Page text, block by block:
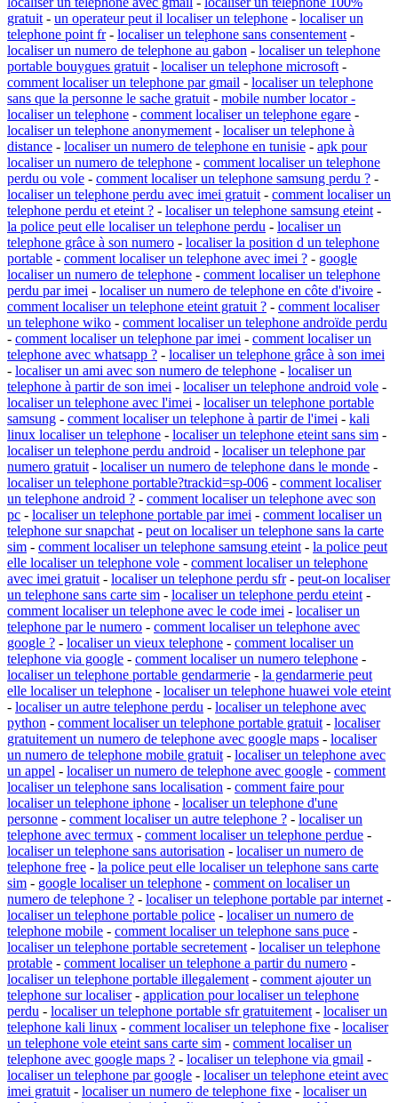
gratuit - un operateur peut il localiser un telephone - localiser un
telephone point fr- localiser un telephone sans consentement -
localiser un numero de telephone au gabon - localiser un telephone
portable bouygues gratuit - localiser un telephone microsoft -
comment localiser un telephone par gmail - localiser un telephone
sans que la personne le sache gratuit - mobile number locator -
localiser un telephone - comment localiser un telephone egare -
localiser un telephone anonymement - localiser un telephone à
distance - localiser un numero de telephone en tunisie - apk pour
localiser un numero de telephone - comment localiser un telephone
perdu ou vole - comment localiser un telephone samsung perdu ? -
localiser un telephone perdu avec imei gratuit - comment localiser un
telephone perdu et eteint ? - localiser un telephone samsung eteint -
la police peut elle localiser un telephone perdu - localiser un
telephone grâce à son numero - localiser la position d un telephone
portable - comment localiser un telephone avec imei ? - google
localiser un numero de telephone - comment localiser un telephone
perdu par imei - localiser un numero de telephone en côte d'ivoire -
comment localiser un telephone eteint gratuit ? - comment localiser
un telephone wiko - comment localiser un telephone androïde perdu
- comment localiser un telephone par imei - comment localiser un
telephone avec whatsapp ? - localiser un telephone grâce à son imei
- localiser un ami avec son numero de telephone - localiser un
telephone à partir de son imei - localiser un telephone android vole -
localiser un telephone avec l'imei - localiser un telephone portable
samsung - comment localiser un telephone à partir de l'imei - kali
linux localiser un telephone - localiser un telephone eteint sans sim -
localiser un telephone perdu android - localiser un telephone par
numero gratuit - localiser un numero de telephone dans le monde -
localiser un telephone portable?trackid=sp-006 - comment localiser
un telephone android ? - comment localiser un telephone avec son
pc - localiser un telephone portable par imei - comment localiser un
telephone sur snapchat - peut on localiser un telephone sans la carte
sim - comment localiser un telephone samsung eteint - la police peut
elle localiser un telephone vole - comment localiser un telephone
avec imei gratuit - localiser un telephone perdu sfr- peut-on localiser
un telephone sans carte sim - localiser un telephone perdu eteint -
comment localiser un telephone avec le code imei - localiser un
telephone par le numero - comment localiser un telephone avec
google ? - localiser un vieux telephone - comment localiser un
telephone via google - comment localiser un numero telephone -
localiser un telephone portable gendarmerie - la gendarmerie peut
elle localiser un telephone - localiser un telephone huawei vole eteint
- localiser un autre telephone perdu - localiser un telephone avec
python - comment localiser un telephone portable gratuit - localiser
gratuitement un numero de telephone avec google maps - localiser
un numero de telephone mobile gratuit - localiser un telephone avec
un appel - localiser un numero de telephone avec google - comment
localiser un telephone sans localisation - comment faire pour
localiser un telephone iphone - localiser un telephone d'une
personne - comment localiser un autre telephone ? - localiser un
telephone avec termux - comment localiser un telephone perdue -
localiser un telephone sans autorisation - localiser un numero de
telephone free - la police peut elle localiser un telephone sans carte
sim - google localiser un telephone - comment on localiser un
numero de telephone ? - localiser un telephone portable par internet -
localiser un telephone portable police - localiser un numero de
telephone mobile - comment localiser un telephone sans puce -
localiser un telephone portable secretement - localiser un telephone
protable - comment localiser un telephone a partir du numero -
localiser un telephone portable illegalement - comment ajouter un
telephone sur localiser- application pour localiser un telephone
perdu - localiser un telephone portable sfr gratuitement - localiser un
telephone kali linux - comment localiser un telephone fixe - localiser
un telephone vole eteint sans carte sim - comment localiser un
telephone avec google maps ? - localiser un telephone via gmail -
localiser un telephone par google - localiser un telephone eteint avec
imei gratuit - localiser un numero de telephone fixe - localiser un